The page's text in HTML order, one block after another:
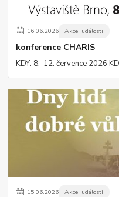
16.06.2026 Akce, události
konference CHARIS
KDY: 8.–12. července 2026
15.06.2026 Akce, události